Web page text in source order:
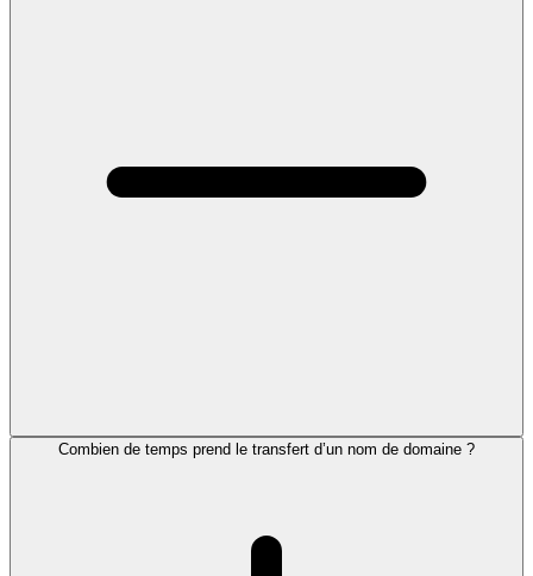
Combien de temps prend le transfert d’un nom de domaine ?